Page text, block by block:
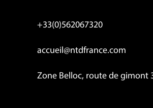
+33(0)562067320
accueil@ntdfrance.com
Zone Belloc, route de gimont